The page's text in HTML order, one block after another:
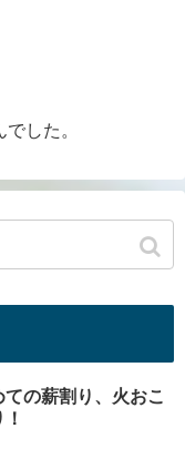
した。
の薪割り、火おこ